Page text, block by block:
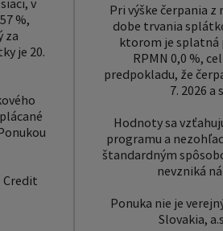
v
%,
za
je 20.
Credit
Pri výške čerpania z
dobe trvania
ktorom je splatná
RPMN 0,0 %,
predpokladu, že
7. 2026
Hodnoty sa
programu a
štandardným
nevzniká
Ponuka nie je
Slovakia,